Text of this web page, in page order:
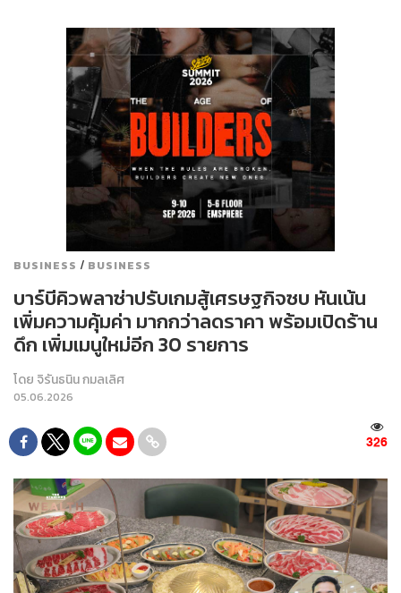
BUSINESS / BUSINESS
บาร์บีคิวพลาซ่าปรับเกมสู้เศรษฐกิจซบ หันเน้น
เพิ่มความคุ้มค่า มากกว่าลดราคา พร้อมเปิดร้าน
ดึก เพิ่มเมนูใหม่อีก 30 รายการ
โดย จิรันธนิน กมลเลิศ
05.06.2026
326